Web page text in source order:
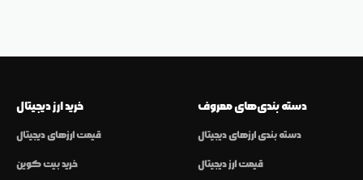
خرید ارز دیجیتال
قیمت ارزهای دیجیتال
خرید بیت کوین
دسته بندی‌های معروف
دسته بندی ارزهای دیجیتال
قیمت ارز دیجیتال